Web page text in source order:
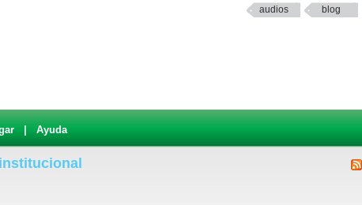
audios blog
Ayuda